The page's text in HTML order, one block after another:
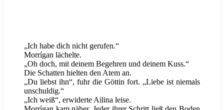
„Ich habe dich nicht gerufen.“
Morrígan lächelte.
„Oh doch, mit deinem Begehren und deinem Kuss.“
Die Schatten hielten den Atem an.
„Du liebst ihn“, fuhr die Göttin fort. „Liebe ist niemals
unschuldig.“
„Ich weiß“, erwiderte Ailina leise.